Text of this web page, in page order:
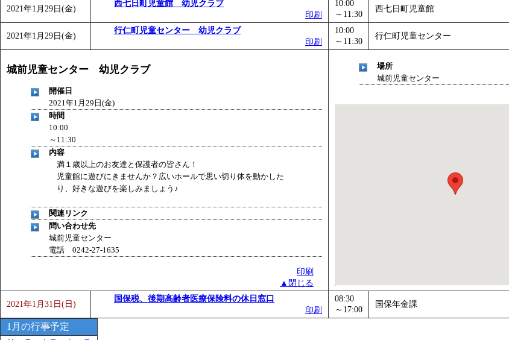
2021年1月29日(金)
西七日町児童館 幼児クラブ
印刷
10:00
～11:30
西七日町児童館
2021年1月29日(金)
行仁町児童センター 幼児クラブ
印刷
10:00
～11:30
行仁町児童センター
城前児童センター 幼児クラブ
開催日
2021年1月29日(金)
時間
10:00
～11:30
内容
満１歳以上のお友達と保護者の皆さん！
児童館に遊びにきませんか？広いホールで思い切り体を動かした
り、好きな遊びを楽しみましょう♪
関連リンク
問い合わせ先
城前児童センター
電話 0242-27-1635
印刷
▲閉じる
場所
城前児童センター
2021年1月31日(日)
国保税、後期高齢者医療保険料の休日窓口
印刷
08:30
～17:00
国保年金課
1月の行事予定